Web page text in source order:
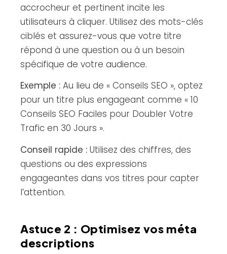
accrocheur et pertinent incite les
utilisateurs à cliquer. Utilisez des mots-clés
ciblés et assurez-vous que votre titre
répond à une question ou à un besoin
spécifique de votre audience.
Exemple : Au lieu de « Conseils SEO », optez
pour un titre plus engageant comme « 10
Conseils SEO Faciles pour Doubler Votre
Trafic en 30 Jours ».
Conseil rapide : Utilisez des chiffres, des
questions ou des expressions
engageantes dans vos titres pour capter
l’attention.
Astuce 2 : Optimisez vos méta
descriptions